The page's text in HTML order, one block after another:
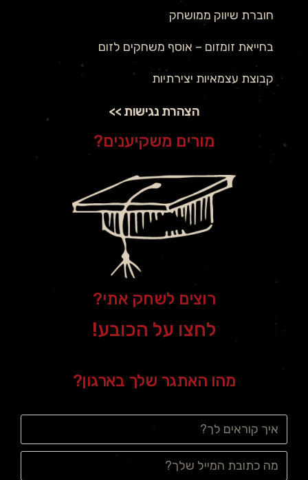
חוברת שיווק ממושחק
בחייאת זומזום – אוסף משחקים לזום
קבוצת עצמאיות יצירתיות
הצהרת נגישות >>
מורים משקיענים?
רוצים לשחק אתי?
לחצו על הכובע!
מהו האתגר שלך בארגון?